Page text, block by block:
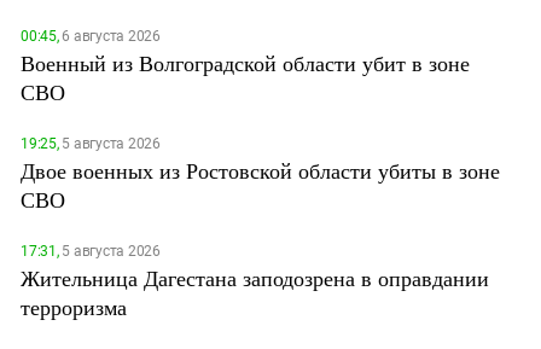
00:45,6 августа 2026
Военный из Волгоградской области убит в зоне
СВО
19:25,5 августа 2026
Двое военных из Ростовской области убиты в зоне
СВО
17:31,5 августа 2026
Жительница Дагестана заподозрена в оправдании
терроризма